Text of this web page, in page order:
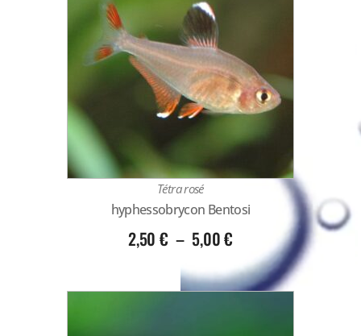
Tétra rosé
hyphessobrycon Bentosi
2,50 € – 5,00€